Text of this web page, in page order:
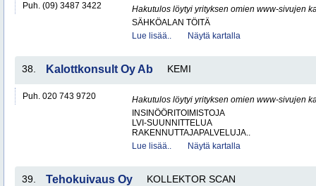
Puh. (09) 3487 3422
Hakutulos löytyi yrityksen omien www-sivujen
SÄHKÖALAN TÖITÄ
Lue lisää..
Näytä kartalla
38. Kalottkonsult Oy Ab KEMI
Puh. 020 743 9720
Hakutulos löytyi yrityksen omien www-sivujen
INSINÖÖRITOIMISTOJA
LVI-SUUNNITTELUA
RAKENNUTTAJAPALVELUJA..
Lue lisää..
Näytä kartalla
39. Tehokuivaus Oy KOLLEKTOR SCAN